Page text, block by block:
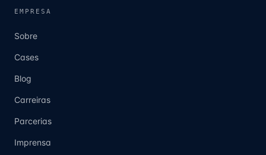
EMPRESA
Sobre
Cases
Blog
Carreiras
Parcerias
Imprensa